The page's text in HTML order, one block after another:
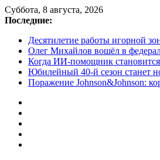
Перейти
к
Суббота, 8 августа, 2026
Последние:
Десятилетие работы игорной
Олег Михайлов вошёл в
Когда ИИ-помощник
Юбилейный 40-й сезон станет
Поражение Johnson&Johnson: